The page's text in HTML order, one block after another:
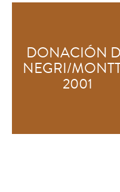
DONACIÓN
NEGRI/
2001